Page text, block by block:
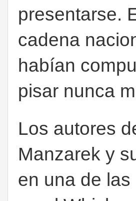
presentarse.
cadena
habían
pisar nunca
Los autores
Manzarek y
en una de